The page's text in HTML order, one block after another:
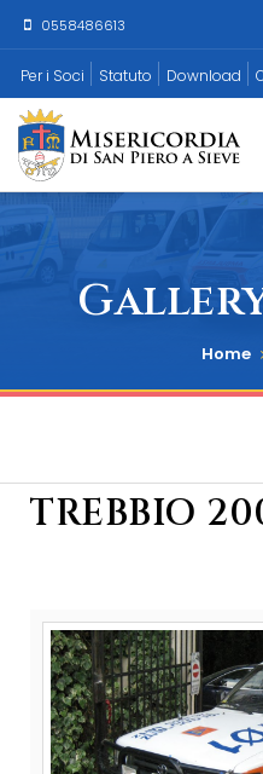
0558486613
Per i Soci Statuto Download
Home
TREBBIO